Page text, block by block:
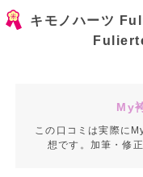
キモノハーツ
My
この口コミは実際に
想です。加筆・修